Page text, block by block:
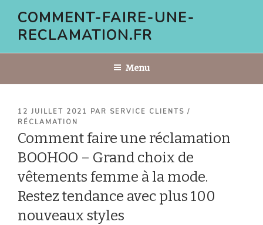
contenu
COMMENT-FAIRE-UNE-
RECLAMATION.FR
Menu
PUBLIÉ
LE
12 JUILLET 2021 PAR SERVICE CLIENTS /
RÉCLAMATION
Comment faire une réclamation
BOOHOO – Grand choix de
vêtements femme à la mode.
Restez tendance avec plus 100
nouveaux styles